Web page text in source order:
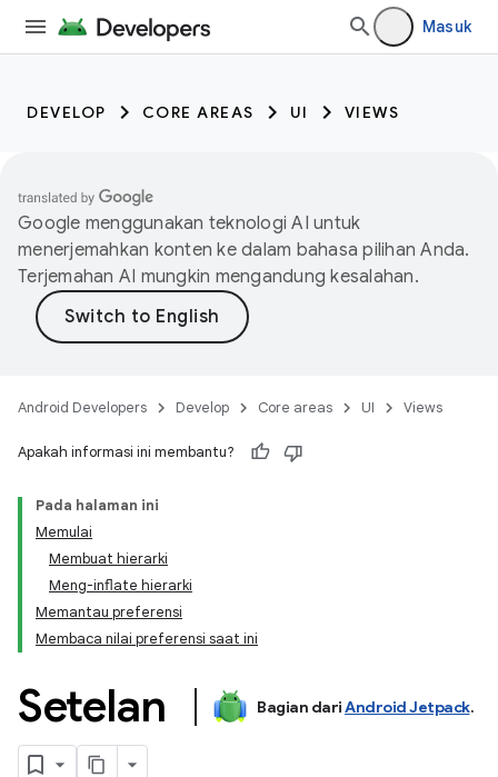
Masuk
DEVELOP CORE AREAS UI VIEWS
Google menggunakan teknologi AI untuk
menerjemahkan konten ke dalam bahasa pilihan Anda.
Terjemahan AI mungkin mengandung kesalahan.
Android Developers Develop Core areas UI Views
Apakah informasi ini membantu?
Pada halaman ini
Memulai
Membuat hierarki
Meng-inflate hierarki
Memantau preferensi
Membaca nilai preferensi saat ini
Setelan Bagian dariAndroid Jetpack.